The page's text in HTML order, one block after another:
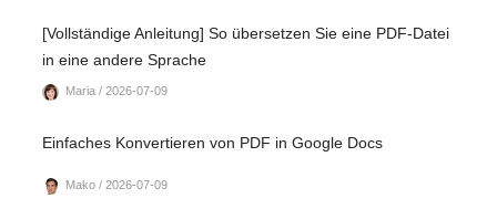
[Vollständige Anleitung] So übersetzen Sie eine PDF-Datei
in eine andere Sprache
Maria / 2026-07-09
Einfaches Konvertieren von PDF in Google Docs
Mako / 2026-07-09